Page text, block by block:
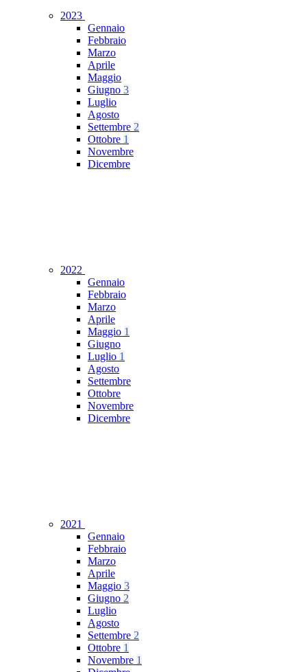
2023
Gennaio
Febbraio
Marzo
Aprile
Maggio
Giugno 3
Luglio
Agosto
Settembre 2
Ottobre 1
Novembre
Dicembre
2022
Gennaio
Febbraio
Marzo
Aprile
Maggio 1
Giugno
Luglio 1
Agosto
Settembre
Ottobre
Novembre
Dicembre
2021
Gennaio
Febbraio
Marzo
Aprile
Maggio 3
Giugno 2
Luglio
Agosto
Settembre 2
Ottobre 1
Novembre 1